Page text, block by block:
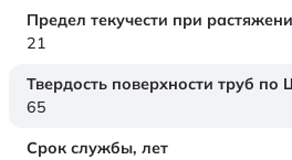
Предел текучести при
21
Твердость поверхности труб по
65
Срок службы, лет